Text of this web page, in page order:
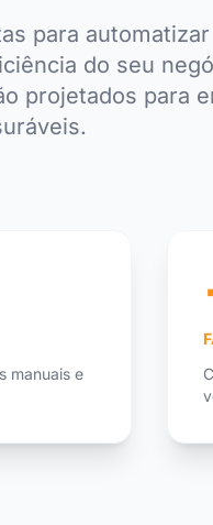
para
do seu
projetados para
manuais e